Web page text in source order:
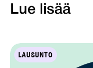
Lue lisää
LAUSUNTO